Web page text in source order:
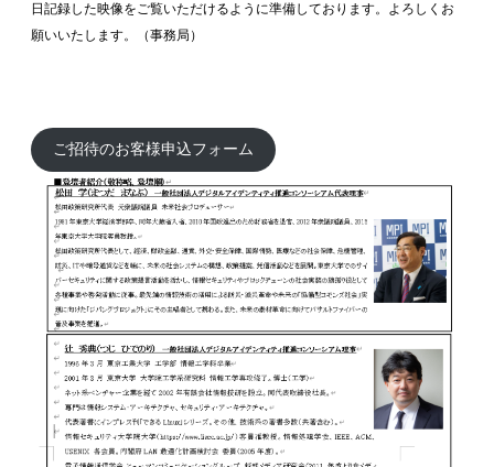
日記録した映像をご覧いただけるように準備しております。よろしくお
願いいたします。（事務局）
ご招待のお客様申込フォーム